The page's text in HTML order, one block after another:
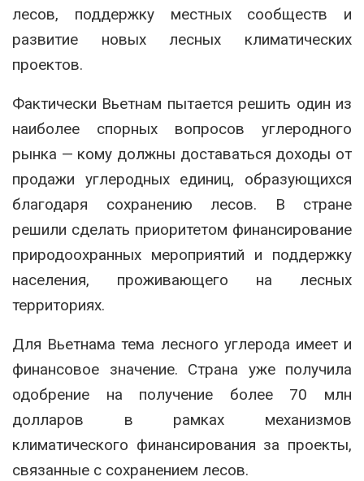
лесов, поддержку местных сообществ и
развитие новых лесных климатических
проектов.
Фактически Вьетнам пытается решить один из
наиболее спорных вопросов углеродного
рынка — кому должны доставаться доходы от
продажи углеродных единиц, образующихся
благодаря сохранению лесов. В стране
решили сделать приоритетом финансирование
природоохранных мероприятий и поддержку
населения, проживающего на лесных
территориях.
Для Вьетнама тема лесного углерода имеет и
финансовое значение. Страна уже получила
одобрение на получение более 70 млн
долларов в рамках механизмов
климатического финансирования за проекты,
связанные с сохранением лесов.